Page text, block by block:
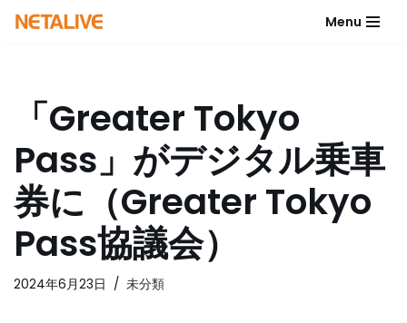
へ
キ
ッ
プ
Menu
「Greater Tokyo
Pass」がデジタル乗車
券に（Greater Tokyo
Pass協議会）
2024年6月23日 未分類